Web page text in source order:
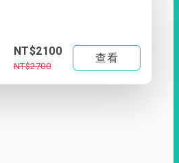
NT$2100
NT$2700
查看